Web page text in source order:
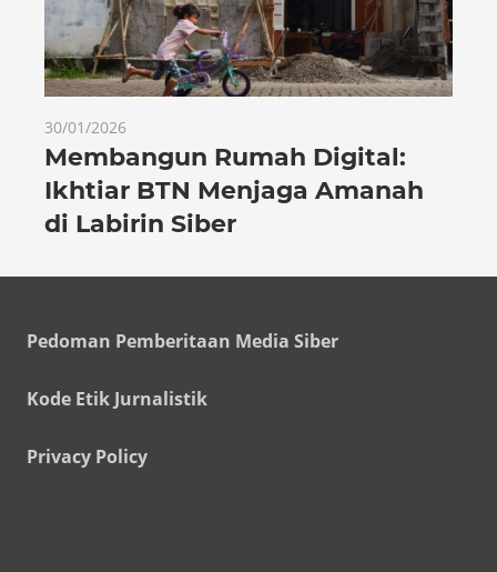
30/01/2026
Membangun Rumah Digital:
Ikhtiar BTN Menjaga Amanah
di Labirin Siber
Pedoman Pemberitaan Media Siber
Kode Etik Jurnalistik
Privacy Policy